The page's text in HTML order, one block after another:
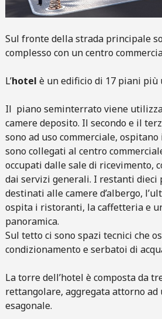
Sul fronte della strada principale
complesso con un centro
L’hotel è un edificio di 17 piani più
Il piano seminterrato viene
camere deposito. Il secondo e il
sono ad uso commerciale,
sono collegati al centro
occupati dalle sale di ricevimento,
dai servizi generali. I restanti dieci
destinati alle camere d’albergo,
ospita i ristoranti, la caffetteria e
panoramica.
Sul tetto ci sono spazi tecnici che
condizionamento e serbatoi di
La torre dell’hotel è composta da
rettangolare, aggregata attorno ad
esagonale.